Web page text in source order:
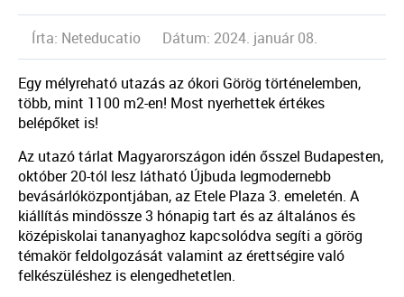
Írta: Neteducatio Dátum: 2024. január 08.
Egy mélyreható utazás az ókori Görög történelemben,
több, mint 1100 m2-en! Most nyerhettek értékes
belépőket is!
Az utazó tárlat Magyarországon idén ősszel Budapesten,
október 20-tól lesz látható Újbuda legmodernebb
bevásárlóközpontjában, az Etele Plaza 3. emeletén. A
kiállítás mindössze 3 hónapig tart és az általános és
középiskolai tananyaghoz kapcsolódva segíti a görög
témakör feldolgozását valamint az érettségire való
felkészüléshez is elengedhetetlen.